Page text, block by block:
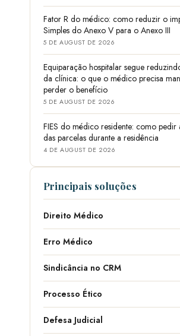
Fator R do médico: como reduzir o
Simples do Anexo V para o Anexo III
5 DE AUGUST DE 2026
Equiparação hospitalar segue
da clínica: o que o médico precisa
perder o benefício
5 DE AUGUST DE 2026
FIES do médico residente: como pedir
das parcelas durante a residência
4 DE AUGUST DE 2026
Principais soluções
Direito Médico
Erro Médico
Sindicância no CRM
Processo Ético
Defesa Judicial